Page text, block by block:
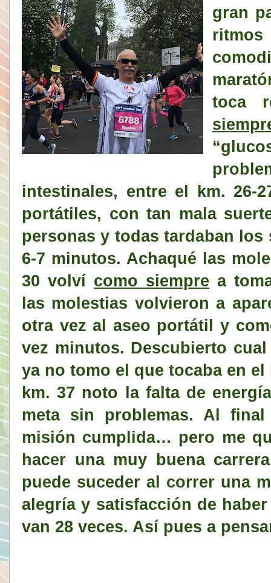
gran
toca
intestinales, entre el km.
portátiles, con tan mala
personas y todas tardaban
6-7 minutos. Achaqué las
30 volví como siempre a
las molestias volvieron a
otra vez al aseo portátil y
vez minutos. Descubierto
ya no tomo el que tocaba en
km. 37 noto la falta de
meta sin problemas. Al
misión cumplida… pero me
hacer una muy buena
puede suceder al correr una
alegría y satisfacción de
van 28 veces. Así pues a